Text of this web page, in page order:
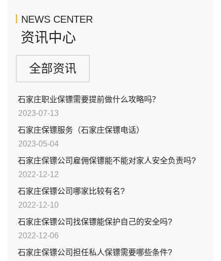
NEWS CENTER
资讯中心
全部资讯
石家庄职业保镖需要提前做什么攻略吗？
2023-07-13
石家庄保镖服务（石家庄保镖电话）
2023-05-04
石家庄保镖公司雇佣保镖能不能对家人安全负责吗?
2022-12-12
石家庄保镖公司哪家比较有名?
2022-12-10
石家庄保镖公司找保镖能保护自己的安全吗?
2022-12-06
石家庄保镖公司担任私人保镖需要哪些条件?